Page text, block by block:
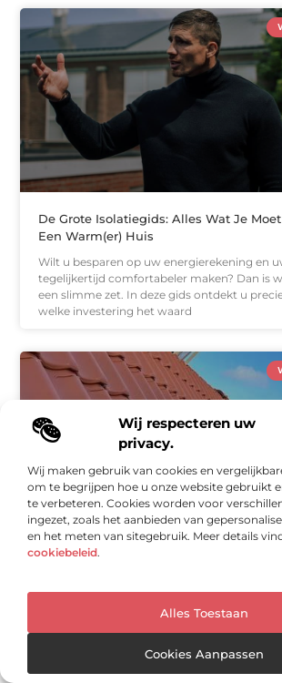
Wij respecteren uw
privacy.
Wij maken gebruik van cookies en
om te begrijpen hoe u onze website gebruikt
te verbeteren. Cookies worden voor
ingezet, zoals het aanbieden van
en het meten van sitegebruik. Meer details
cookiebeleid.
Alles Toestaan
Cookies Aanpassen
De Grote Isolatiegids: Alles Wat Je
Een Warm(er) Huis
Wilt u besparen op uw energierekening en
tegelijkertijd comfortabeler maken? Dan is
een slimme zet. In deze gids ontdekt u
welke investering het waard
Dakonderhoud van Pinxteren B.V.:
kleine beschadiging of een losse dakpan lijkt
onschuldig, maar kan grote gevolgen
en zelfs structurele schade liggen